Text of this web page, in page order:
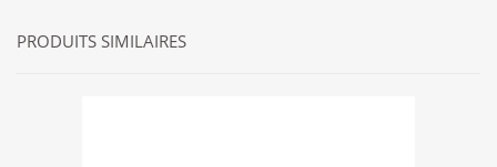
PRODUITS SIMILAIRES